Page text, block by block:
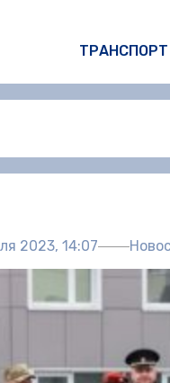
ТРАНСПОРТ
2023, 14:07